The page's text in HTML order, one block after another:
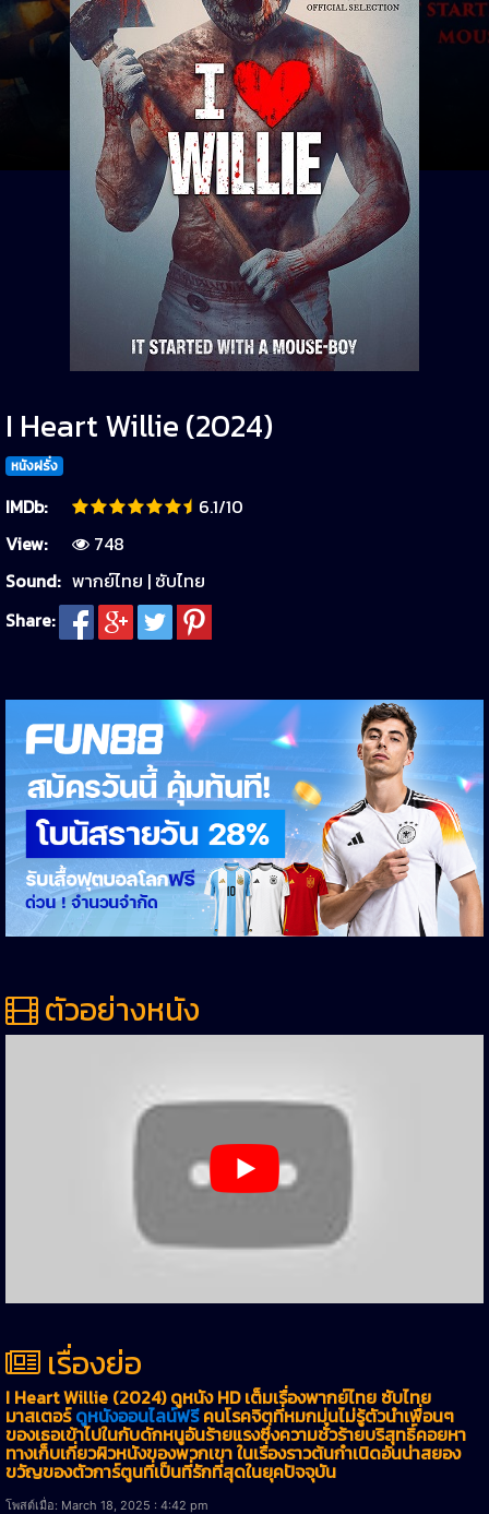
I Heart Willie (2024)
หนังฝรั่ง
IMDb:
6.1/10
View:
748
Sound: พากย์ไทย | ซับไทย
Share:
ตัวอย่างหนัง
เรื่องย่อ
I Heart Willie (2024) ดูหนัง HD เต็มเรื่องพากย์ไทย ซับไทย
มาสเตอร์ดูหนังออนไลน์ฟรีคนโรคจิตที่หมกมุ่นไม่รู้ตัวนำเพื่อนๆ
ของเธอเข้าไปในกับดักหนูอันร้ายแรงซึ่งความชั่วร้ายบริสุทธิ์คอยหา
ทางเก็บเกี่ยวผิวหนังของพวกเขา ในเรื่องราวต้นกำเนิดอันน่าสยอง
ขวัญของตัวการ์ตูนที่เป็นที่รักที่สุดในยุคปัจจุบัน
โพสต์เมื่อ: March 18, 2025 : 4:42 pm